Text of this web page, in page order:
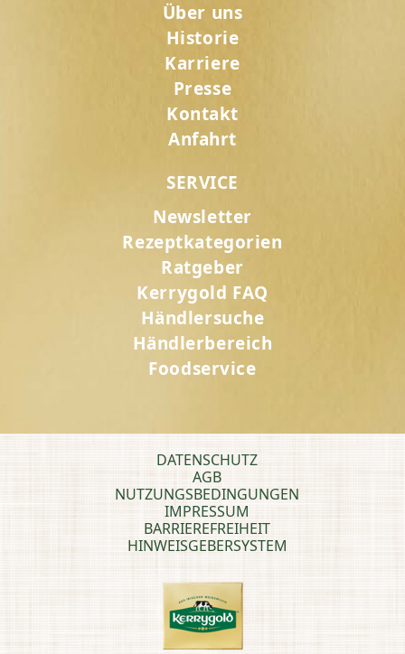
Über uns
Historie
Karriere
Presse
Kontakt
Anfahrt
SERVICE
Newsletter
Rezeptkategorien
Ratgeber
Kerrygold FAQ
Händlersuche
Händlerbereich
Foodservice
DATENSCHUTZ
AGB
NUTZUNGSBEDINGUNGEN
IMPRESSUM
BARRIEREFREIHEIT
HINWEISGEBERSYSTEM